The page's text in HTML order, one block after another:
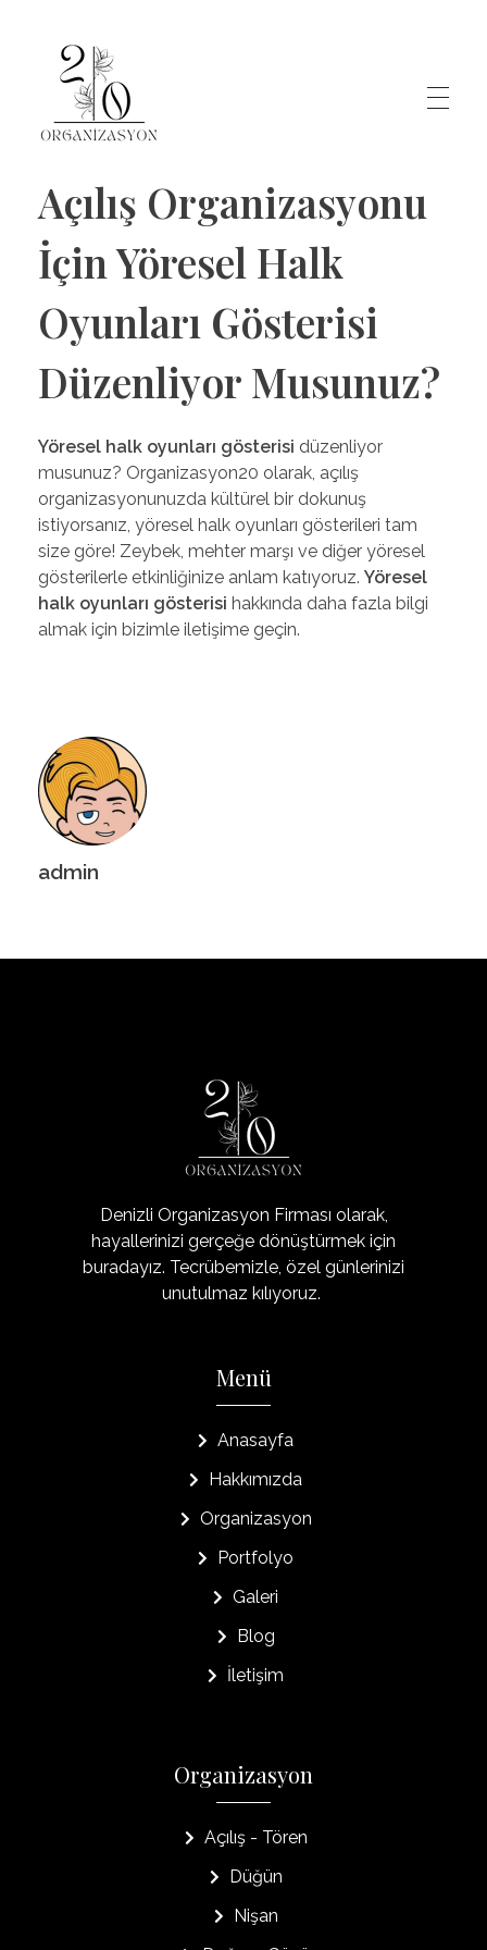
Açılış Organizasyonu
İçin Yöresel Halk
Oyunları Gösterisi
Düzenliyor Musunuz?
Yöresel halk oyunları gösterisi düzenliyor
musunuz? Organizasyon20 olarak, açılış
organizasyonunuzda kültürel bir dokunuş
istiyorsanız, yöresel halk oyunları gösterileri tam
size göre! Zeybek, mehter marşı ve diğer yöresel
gösterilerle etkinliğinize anlam katıyoruz. Yöresel
halk oyunları gösterisi hakkında daha fazla bilgi
almak için bizimle iletişime geçin.
admin
Organizasyon20
Denizli Organizasyon Firması olarak,
hayallerinizi gerçeğe dönüştürmek için
buradayız. Tecrübemizle, özel günlerinizi
unutulmaz kılıyoruz.
Menü
Anasayfa
Hakkımızda
Organizasyon
Portfolyo
Galeri
Blog
İletişim
Organizasyon
Açılış - Tören
Düğün
Nişan